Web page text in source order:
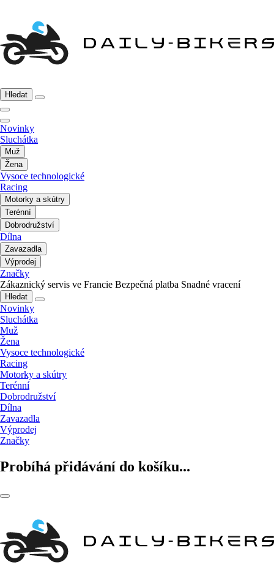
Hledat
Novinky
Sluchátka
Muž
Žena
Vysoce technologické
Racing
Motorky a skútry
Terénní
Dobrodružství
Dílna
Zavazadla
Výprodej
Značky
Zákaznický servis ve Francie Bezpečná platba Snadné vracení
Hledat
Novinky
Sluchátka
Muž
Žena
Vysoce technologické
Racing
Motorky a skútry
Terénní
Dobrodružství
Dílna
Zavazadla
Výprodej
Značky
Probíhá přidávání do košíku...